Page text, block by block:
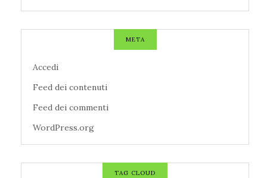
META
Accedi
Feed dei contenuti
Feed dei commenti
WordPress.org
TAG CLOUD